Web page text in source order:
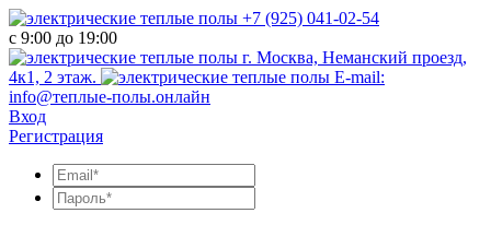
+7 (925) 041-02-54
с 9:00 до 19:00
г. Москва, Неманский проезд,
4к1, 2 этаж.
E-mail:
info@теплые-полы.онлайн
Вход
Регистрация